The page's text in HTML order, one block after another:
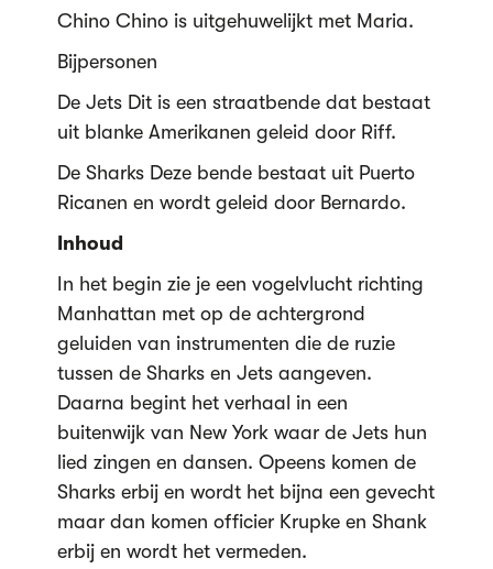
Chino Chino is uitgehuwelijkt met Maria.
Bijpersonen
De Jets Dit is een straatbende dat bestaat
uit blanke Amerikanen geleid door Riff.
De Sharks Deze bende bestaat uit Puerto
Ricanen en wordt geleid door Bernardo.
Inhoud
In het begin zie je een vogelvlucht richting
Manhattan met op de achtergrond
geluiden van instrumenten die de ruzie
tussen de Sharks en Jets aangeven.
Daarna begint het verhaal in een
buitenwijk van New York waar de Jets hun
lied zingen en dansen. Opeens komen de
Sharks erbij en wordt het bijna een gevecht
maar dan komen officier Krupke en Shank
erbij en wordt het vermeden.